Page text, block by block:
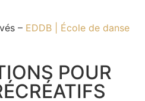
– EDDB | École de danse
POUR